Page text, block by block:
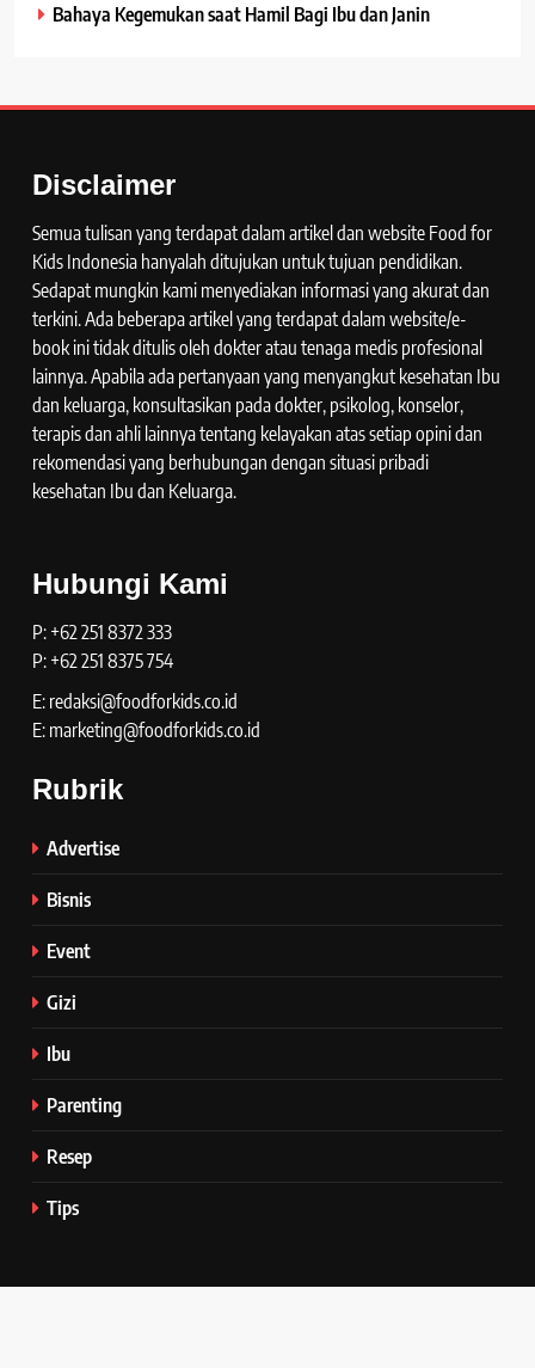
Bahaya Kegemukan saat Hamil Bagi Ibu dan Janin
Disclaimer
Semua tulisan yang terdapat dalam artikel dan website Food for
Kids Indonesia hanyalah ditujukan untuk tujuan pendidikan.
Sedapat mungkin kami menyediakan informasi yang akurat dan
terkini. Ada beberapa artikel yang terdapat dalam website/e-
book ini tidak ditulis oleh dokter atau tenaga medis profesional
lainnya. Apabila ada pertanyaan yang menyangkut kesehatan Ibu
dan keluarga, konsultasikan pada dokter, psikolog, konselor,
terapis dan ahli lainnya tentang kelayakan atas setiap opini dan
rekomendasi yang berhubungan dengan situasi pribadi
kesehatan Ibu dan Keluarga.
Hubungi Kami
P: +62 251 8372 333
P: +62 251 8375 754
E: redaksi@foodforkids.co.id
E: marketing@foodforkids.co.id
Rubrik
Advertise
Bisnis
Event
Gizi
Ibu
Parenting
Resep
Tips